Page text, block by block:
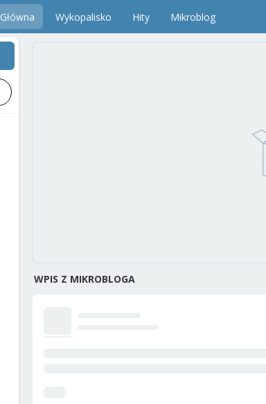
Główna Wykopalisko Hity Mikroblog
WPIS Z MIKROBLOGA